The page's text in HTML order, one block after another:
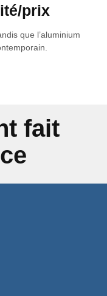
prix
que l’aluminium
fait